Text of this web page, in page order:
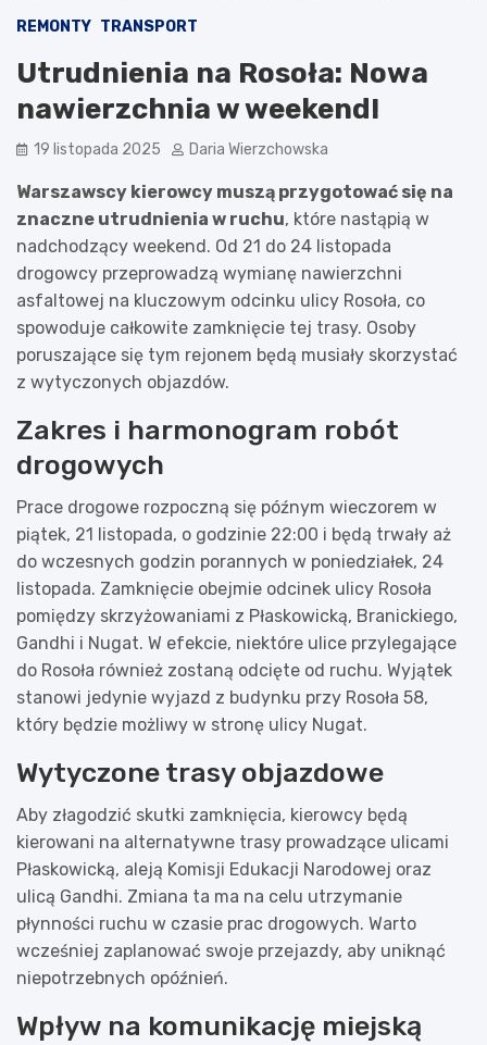
REMONTY TRANSPORT
Utrudnienia na Rosoła: Nowa
nawierzchnia w weekend!
19 listopada 2025 Daria Wierzchowska
Warszawscy kierowcy muszą przygotować się na
znaczne utrudnienia w ruchu, które nastąpią w
nadchodzący weekend. Od 21 do 24 listopada
drogowcy przeprowadzą wymianę nawierzchni
asfaltowej na kluczowym odcinku ulicy Rosoła, co
spowoduje całkowite zamknięcie tej trasy. Osoby
poruszające się tym rejonem będą musiały skorzystać
z wytyczonych objazdów.
Zakres i harmonogram robót
drogowych
Prace drogowe rozpoczną się późnym wieczorem w
piątek, 21 listopada, o godzinie 22:00 i będą trwały aż
do wczesnych godzin porannych w poniedziałek, 24
listopada. Zamknięcie obejmie odcinek ulicy Rosoła
pomiędzy skrzyżowaniami z Płaskowicką, Branickiego,
Gandhi i Nugat. W efekcie, niektóre ulice przylegające
do Rosoła również zostaną odcięte od ruchu. Wyjątek
stanowi jedynie wyjazd z budynku przy Rosoła 58,
który będzie możliwy w stronę ulicy Nugat.
Wytyczone trasy objazdowe
Aby złagodzić skutki zamknięcia, kierowcy będą
kierowani na alternatywne trasy prowadzące ulicami
Płaskowicką, aleją Komisji Edukacji Narodowej oraz
ulicą Gandhi. Zmiana ta ma na celu utrzymanie
płynności ruchu w czasie prac drogowych. Warto
wcześniej zaplanować swoje przejazdy, aby uniknąć
niepotrzebnych opóźnień.
Wpływ na komunikację miejską